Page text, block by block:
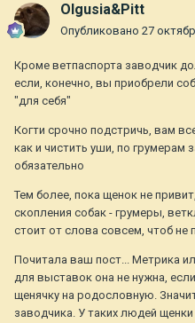
Olgusia&Pitt
Опубликовано 27
Кроме ветпаспорта заводчик
если, конечно, вы приобрели
"для себя"
Когти срочно подстричь, вам
как и чистить уши, по грумерам
обязательно
Тем более, пока щенок не
скопления собак - грумеры,
стоит от слова совсем, чтоб не
Почитала ваш пост... Метрика
для выставок она не нужна,
щенячку на родословную.
заводчика. У таких людей